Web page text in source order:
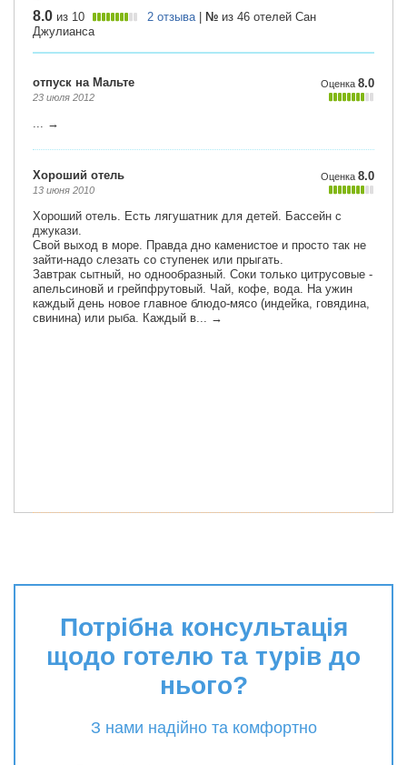
Потрібна консультація
щодо готелю та турів до
нього?
З нами надійно та комфортно